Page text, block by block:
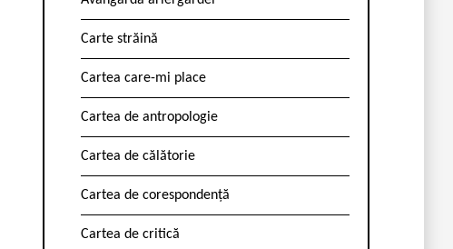
Carte străină
Cartea care-mi place
Cartea de antropologie
Cartea de călătorie
Cartea de corespondență
Cartea de critică